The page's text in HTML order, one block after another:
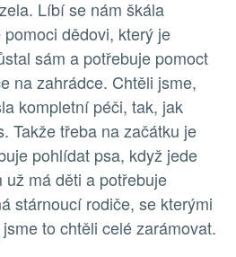
Líbí se nám škála
dědovi, který je
sám a potřebuje pomoct
na zahrádce. Chtěli jsme,
kompletní péči, tak, jak
Takže třeba na začátku je
pohlídat psa, když jede
už má děti a potřebuje
stárnoucí rodiče, se kterými
to chtěli celé zarámovat.